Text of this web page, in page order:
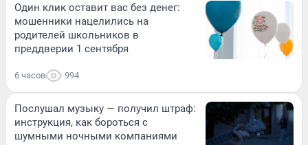
Один клик оставит вас без денег:
мошенники нацелились на
родителей школьников в
преддверии 1 сентября
6 часов 994
Послушал музыку — получил штраф:
инструкция, как бороться с
шумными ночными компаниями